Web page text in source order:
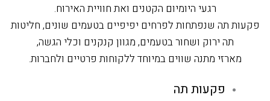
רגעי היומיום הקטנים ואת חוויית האירוח.
פקעות תה שנפתחות לפרחים יפיפיים בטעמים שונים, חליטות
תה ירוק ושחור בטעמים, מגוון קנקנים וכלי הגשה,
מארזי מתנה שווים במיוחד ללקוחות פרטיים ולחברות.
פקעות תה